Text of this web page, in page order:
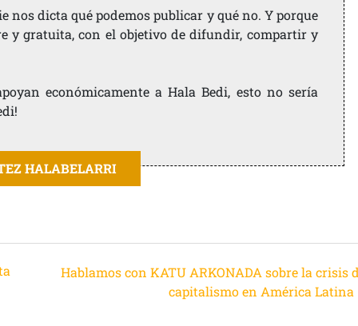
dicta qué podemos publicar y qué no. Y porque
y gratuita, con el objetivo de difundir, compartir y
económicamente a Hala Bedi, esto no sería
HALABELARRI
Hablamos con KATU ARKONADA sobre la crisis
capitalismo en América Latina